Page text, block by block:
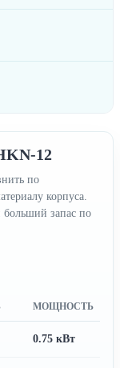
12
по
корпуса.
больший запас по
МОЩНОСТЬ
0.75 кВт